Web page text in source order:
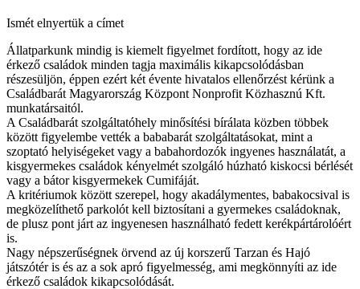
Ismét elnyertük a címet
Állatparkunk mindig is kiemelt figyelmet fordított, hogy az ide
érkező családok minden tagja maximális kikapcsolódásban
részesüljön, éppen ezért két évente hivatalos ellenőrzést kérünk a
Családbarát Magyarország Központ Nonprofit Közhasznú Kft.
munkatársaitól.
A Családbarát szolgáltatóhely minősítési bírálata közben többek
között figyelembe vették a bababarát szolgáltatásokat, mint a
szoptató helyiségeket vagy a babahordozók ingyenes használatát, a
kisgyermekes családok kényelmét szolgáló húzható kiskocsi bérlését
vagy a bátor kisgyermekek Cumifáját.
A kritériumok között szerepel, hogy akadálymentes, babakocsival is
megközelíthető parkolót kell biztosítani a gyermekes családoknak,
de plusz pont járt az ingyenesen használható fedett kerékpártárolóért
is.
Nagy népszerűségnek örvend az új korszerű Tarzan és Hajó
játszótér is és az a sok apró figyelmesség, ami megkönnyíti az ide
érkező családok kikapcsolódását.